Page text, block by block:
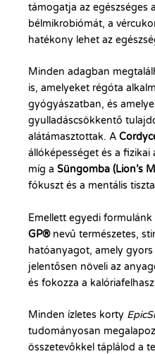
támogatja az egészséges
bélmikrobiómát, a
hatékony lehet az
Minden adagban
is, amelyeket régóta
gyógyászatban, és
gyulladáscsökkentő
alátámasztottak. A
állóképességet és a
míg a Süngomba (Lion’s
fókuszt és a mentális
Emellett egyedi formulánk
GP®nevű természetes,
hatóanyagot, amely
jelentősen növeli az
és fokozza a
Minden ízletes korty
tudományosan
összetevőkkel táplálod a